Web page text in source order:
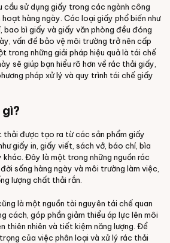
cầu sử dụng giấy trong các ngành công
hàng ngày. Các loại giấy phổ biến như
bao bì giấy và giấy văn phòng đều đóng
vấn đề bảo vệ môi trường trở nên cấp
trong những giải pháp hiệu quả là tái chế
sẽ giúp bạn hiểu rõ hơn về rác thải giấy,
pháp xử lý và quy trình tái chế giấy
thải được tạo ra từ các sản phẩm giấy
giấy in, giấy viết, sách vở, báo chí, bìa
Đây là một trong những nguồn rác
sống hàng ngày và môi trường làm việc,
lượng chất thải rắn.
là một nguồn tài nguyên tái chế quan
cách, góp phần giảm thiểu áp lực lên môi
thiên nhiên và tiết kiệm năng lượng. Để
của việc phân loại và xử lý rác thải